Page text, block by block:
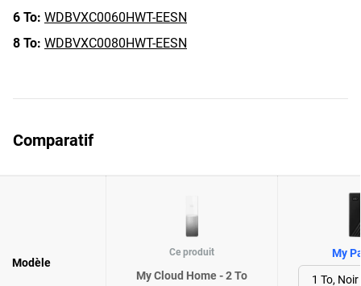
6 To: WDBVXC0060HWT-EESN
8 To: WDBVXC0080HWT-EESN
Comparatif
Modèle
Ce produit
My Cloud Home - 2 To
My